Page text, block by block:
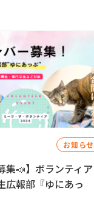
お知らせ
集📣】ボランティア
広報部『ゆにあっ